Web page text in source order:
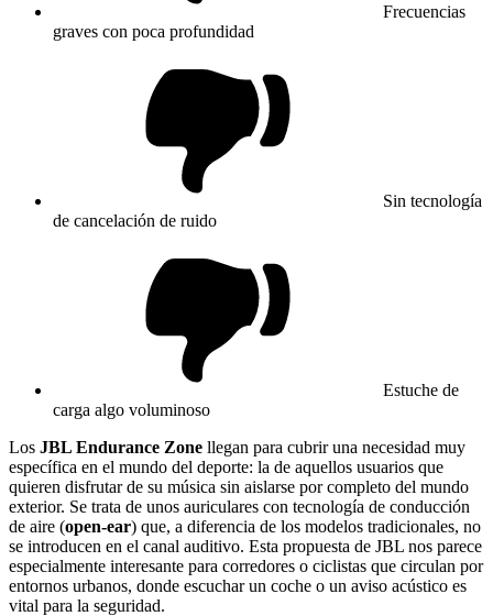
Frecuencias
graves con poca profundidad
Sin tecnología
de cancelación de ruido
Estuche de
carga algo voluminoso
Los JBL Endurance Zone llegan para cubrir una necesidad muy
específica en el mundo del deporte: la de aquellos usuarios que
quieren disfrutar de su música sin aislarse por completo del mundo
exterior. Se trata de unos auriculares con tecnología de conducción
de aire (open-ear) que, a diferencia de los modelos tradicionales, no
se introducen en el canal auditivo. Esta propuesta de JBL nos parece
especialmente interesante para corredores o ciclistas que circulan por
entornos urbanos, donde escuchar un coche o un aviso acústico es
vital para la seguridad.